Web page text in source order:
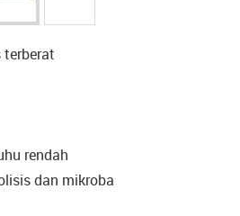
rendah
dan mikroba